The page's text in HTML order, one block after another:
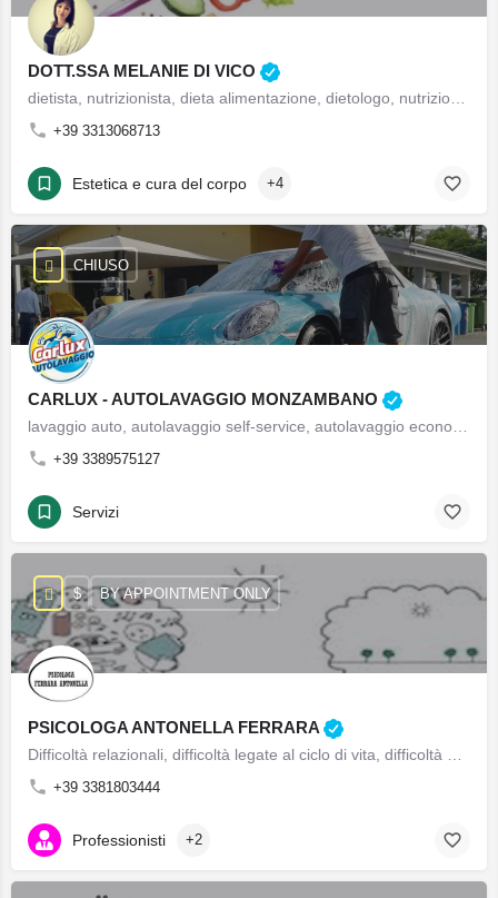
DOTT.SSA MELANIE DI VICO
+39 3313068713
Estetica e cura del corpo +4
CARLUX - AUTOLAVAGGIO MONZAMBANO
+39 3389575127
CHIUSO
Servizi
PSICOLOGA ANTONELLA FERRARA
+39 3381803444
$ BY APPOINTMENT ONLY
Professionisti +2